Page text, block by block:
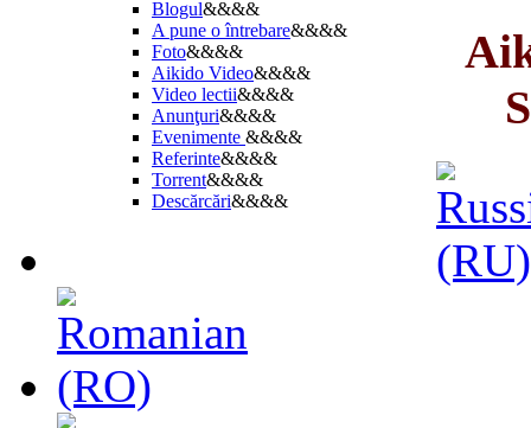
Blogul&&&&
A pune o întrebare&&&&
Foto&&&&
Aikido Video&&&&
Video lectii&&&&
Anunţuri&&&&
Evenimente &&&&
Referinte&&&&
Torrent&&&&
Descărcări&&&&